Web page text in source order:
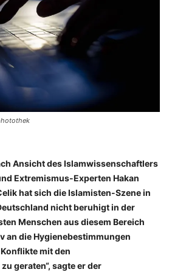
Ansicht des Islamwissenschaftlers
Extremismus-Experten Hakan
hat sich die Islamisten-Szene in
nicht beruhigt in der
Menschen aus diesem Bereich
an die Hygienebestimmungen
mit den
geraten“, sagte er der